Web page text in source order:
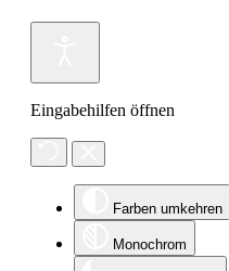
Eingabehilfen öffnen
Farben umkehren
Monochrom